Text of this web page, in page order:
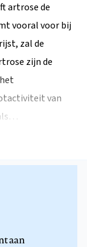
artrose de
vooral voor bij
zal de
zijn de
van
aan